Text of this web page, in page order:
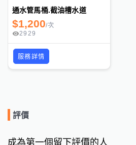
通水管馬桶.截油槽水道
$1,200/次
2929
服務詳情
評價
成為第一個留下評價的人